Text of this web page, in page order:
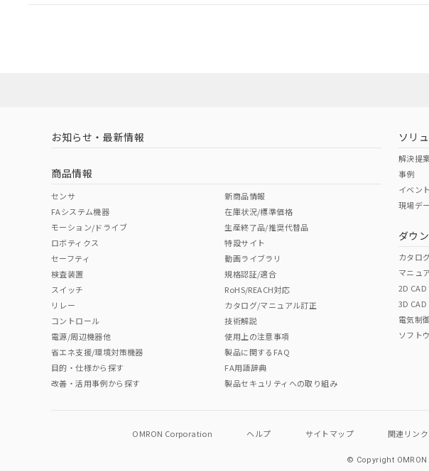
EU RoHS 注意事項・凡例
ダウンロードはこ
中国 RoHS 注意事項・凡例
中国 RoHS表
Pb Hg Cr(VI)
"対応済み"や非含有の記載がされた商品であっても、流通在庫等で未対応品が混在
非含有品が必要な際は、弊社営業部門もしくは販売店へお問い合わせください。
お知らせ・最新情報
商品情報
センサ
FAシステム機器
モーション/ドライブ
ロボティクス
セーフティ
検査装置
スイッチ
リレー
コントロール
電源/周辺機器他
省エネ支援/環境対策機器
目的・仕様から探す
改善・活用事例から探す
新商品情報
在庫状況/標準価格
生産終了品/推奨代替品
特設サイト
動画ライブラリ
規格認証/適合
RoHS/REACH対応
カタログ/マニュアル訂正
技術解説
使用上の注意事項
製品に関するFAQ
FA用語辞典
製品セキュリティへの取り組み
ソリ
解決提
事例
イベント
現場デ
ダウ
カタロ
マニュ
2D CAD
3D CAD
電気制
ソフト
OMRON Corporation ヘルプ サイトマップ 関連リンク
© Copyright